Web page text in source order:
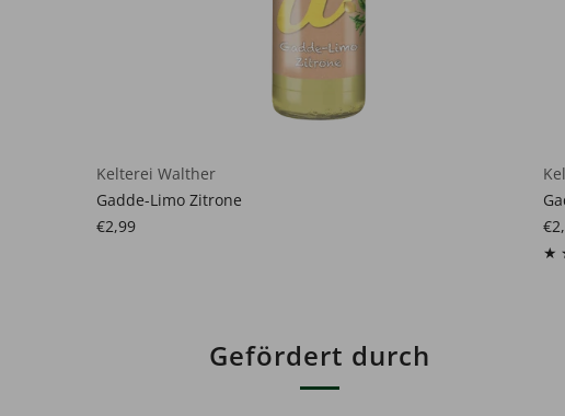
Kelterei Walther
Gadde-Limo Zitrone
€2,99
Gefördert durch